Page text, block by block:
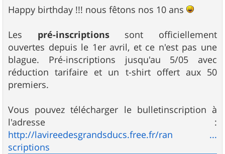
Happy birthday !!! nous fêtons nos 10 ans
Les pré-inscriptionssont officiellement
ouvertes depuis le 1er avril, et ce n'est pas une
blague. Pré-inscriptions jusqu'au 5/05 avec
réduction tarifaire et un t-shirt offert aux 50
premiers.
Vous pouvez télécharger le bulletinscription à
l'adresse :
http://lavireedesgrandsducs.free.fr/ran ...
scriptions